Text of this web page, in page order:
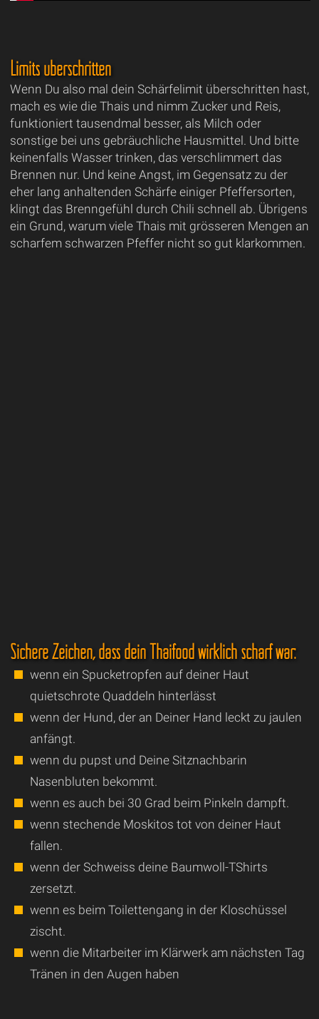
Limits überschritten
Wenn Du also mal dein Schärfelimit überschritten hast,
mach es wie die Thais und nimm Zucker und Reis,
funktioniert tausendmal besser, als Milch oder
sonstige bei uns gebräuchliche Hausmittel. Und bitte
keinenfalls Wasser trinken, das verschlimmert das
Brennen nur. Und keine Angst, im Gegensatz zu der
eher lang anhaltenden Schärfe einiger Pfeffersorten,
klingt das Brenngefühl durch Chili schnell ab. Übrigens
ein Grund, warum viele Thais mit grösseren Mengen an
scharfem schwarzen Pfeffer nicht so gut klarkommen.
Sichere Zeichen, dass dein Thaifood wirklich scharf war:
wenn ein Spucketropfen auf deiner Haut
quietschrote Quaddeln hinterlässt
wenn der Hund, der an Deiner Hand leckt zu jaulen
anfängt.
wenn du pupst und Deine Sitznachbarin
Nasenbluten bekommt.
wenn es auch bei 30 Grad beim Pinkeln dampft.
wenn stechende Moskitos tot von deiner Haut
fallen.
wenn der Schweiss deine Baumwoll-TShirts
zersetzt.
wenn es beim Toilettengang in der Kloschüssel
zischt.
wenn die Mitarbeiter im Klärwerk am nächsten Tag
Tränen in den Augen haben